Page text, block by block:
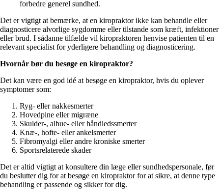
forbedre generel sundhed.
Det er vigtigt at bemærke, at en kiropraktor ikke kan behandle eller
diagnosticere alvorlige sygdomme eller tilstande som kræft, infektioner
eller brud. I sådanne tilfælde vil kiropraktoren henvise patienten til en
relevant specialist for yderligere behandling og diagnosticering.
Hvornår bør du besøge en kiropraktor?
Det kan være en god idé at besøge en kiropraktor, hvis du oplever
symptomer som:
Ryg- eller nakkesmerter
Hovedpine eller migræne
Skulder-, albue- eller håndledssmerter
Knæ-, hofte- eller ankelsmerter
Fibromyalgi eller andre kroniske smerter
Sportsrelaterede skader
Det er altid vigtigt at konsultere din læge eller sundhedspersonale, før
du beslutter dig for at besøge en kiropraktor for at sikre, at denne type
behandling er passende og sikker for dig.